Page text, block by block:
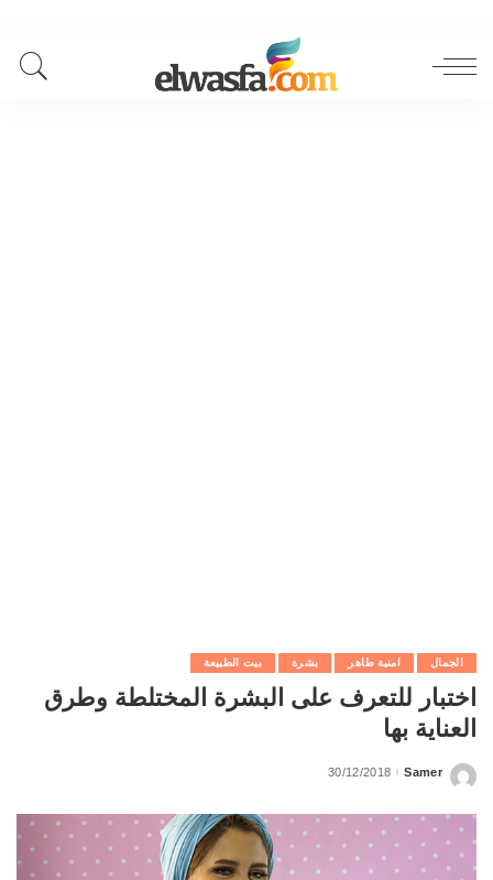
الجمال امنية طاهر بشرة بيت الطبيعة
اختبار للتعرف على البشرة المختلطة وطرق
العناية بها
Posted
Samer
30/12/2018